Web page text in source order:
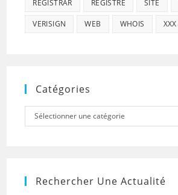
REGISTRAR REGISTRE SITE
VERISIGN WEB WHOIS XXX
Catégories
Catégories
Sélectionner une catégorie
Rechercher Une Actualité